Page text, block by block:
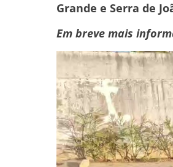
Grande e Serra de
Em breve mais